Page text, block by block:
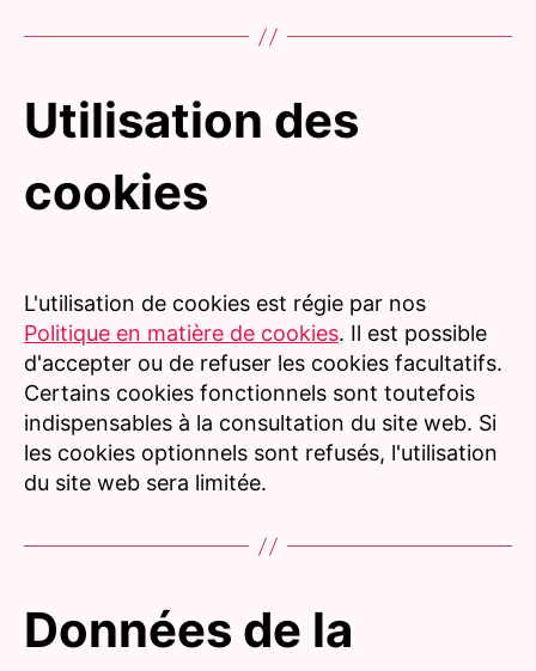
Utilisation des
cookies
L'utilisation de cookies est régie par nos
Politique en matière de cookies. Il est possible
d'accepter ou de refuser les cookies facultatifs.
Certains cookies fonctionnels sont toutefois
indispensables à la consultation du site web. Si
les cookies optionnels sont refusés, l'utilisation
du site web sera limitée.
Données de la